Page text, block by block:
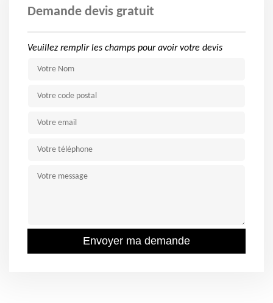
Demande devis gratuit
Veuillez remplir les champs pour avoir votre devis